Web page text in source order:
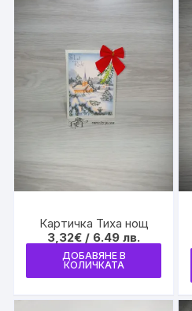
Картичка Тиха нощ
3,32€ / 6.49 лв.
ДОБАВЯНЕ В
КОЛИЧКАТА